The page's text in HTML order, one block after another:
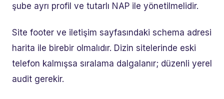
şube ayrı profil ve tutarlı NAP ile yönetilmelidir.
Site footer ve iletişim sayfasındaki schema adresi
harita ile birebir olmalıdır. Dizin sitelerinde eski
telefon kalmışsa sıralama dalgalanır; düzenli yerel
audit gerekir.